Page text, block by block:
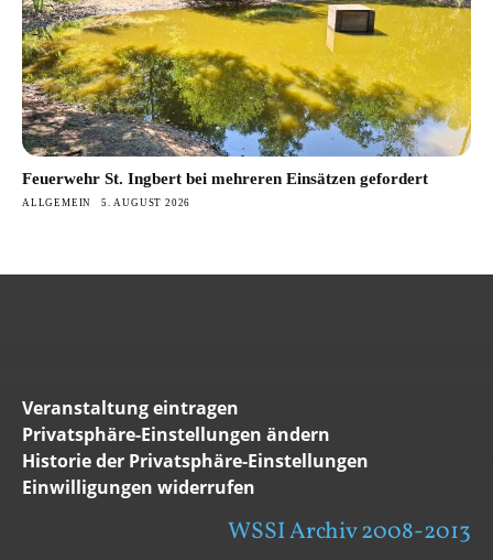
Feuerwehr St. Ingbert bei mehreren Einsätzen gefordert
ALLGEMEIN 5. AUGUST 2026
Veranstaltung eintragen
Privatsphäre-Einstellungen ändern
Historie der Privatsphäre-Einstellungen
Einwilligungen widerrufen
WSSI Archiv 2008-2013